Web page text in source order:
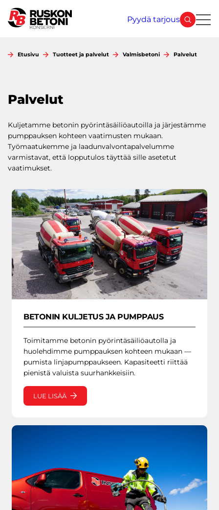
sisältöön
Pyydä tarjous
Etusivu Tuotteet ja palvelut Valmisbetoni Palvelut
Palvelut
Kuljetamme betonin pyörintäsäiliöautoilla ja järjestämme
pumppauksen kohteen vaatimusten mukaan.
Työmaatukemme ja laadunvalvontapalvelumme
varmistavat, että lopputulos täyttää sille asetetut
vaatimukset.
BETONIN KULJETUS JA PUMPPAUS
Toimitamme betonin pyörintäsäiliöautolla ja
huolehdimme pumppauksen kohteen mukaan —
pumista linjapumppaukseen. Kapasiteetti riittää
pienistä valuista suurhankkeisiin.
LUE LISÄÄ